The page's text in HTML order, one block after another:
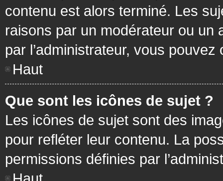
contenu est alors terminé. Les
raisons par un modérateur ou un
par l’administrateur, vous
Haut
Que sont les icônes de sujet ?
Les icônes de sujet sont des
pour refléter leur contenu. La
permissions définies par